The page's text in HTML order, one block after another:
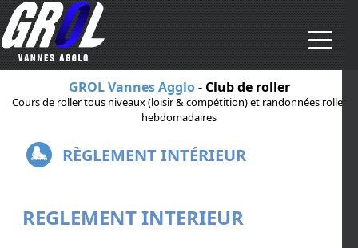
Aller au contenu principal
GROL Vannes Agglo- Club de roller
Cours de roller tous niveaux (loisir & compétition) et randonnées roller
hebdomadaires
RÈGLEMENT INTÉRIEUR
REGLEMENT INTERIEUR